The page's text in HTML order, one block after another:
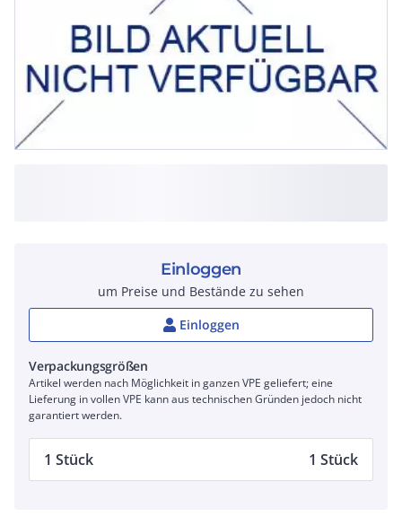
Einloggen
um Preise und Bestände zu sehen
Einloggen
Verpackungsgrößen
Artikel werden nach Möglichkeit in ganzen VPE geliefert; eine
Lieferung in vollen VPE kann aus technischen Gründen jedoch nicht
garantiert werden.
1 Stück 1 Stück